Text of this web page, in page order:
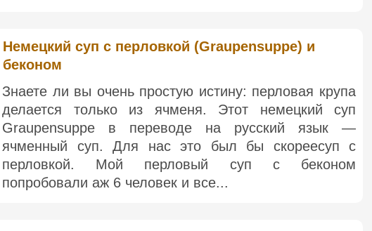
Немецкий суп с перловкой (Graupensuppe) и
беконом
Знаете ли вы очень простую истину: перловая крупа
делается только из ячменя. Этот немецкий суп
Graupensuppe в переводе на русский язык —
ячменный суп. Для нас это был бы скореесуп с
перловкой. Мой перловый суп с беконом
попробовали аж 6 человек и все...